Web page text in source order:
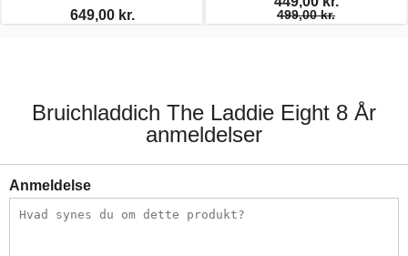
649,00 kr. 499,00 kr.
Bruichladdich The Laddie Eight 8 År
anmeldelser
Anmeldelse